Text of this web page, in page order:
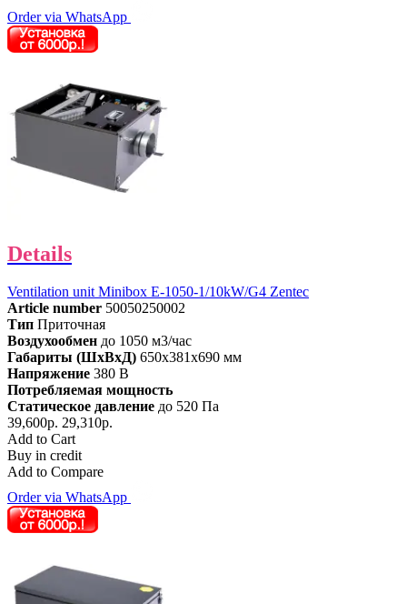
Order via WhatsApp
Details
Ventilation unit Minibox E-1050-1/10kW/G4 Zentec
Article number 50050250002
Тип Приточная
Воздухообмен до 1050 м3/час
Габариты (ШхВхД) 650x381x690 мм
Напряжение 380 В
Потребляемая мощность
Статическое давление до 520 Па
39,600р. 29,310р.
Add to Cart
Buy in credit
Add to Compare
Order via WhatsApp